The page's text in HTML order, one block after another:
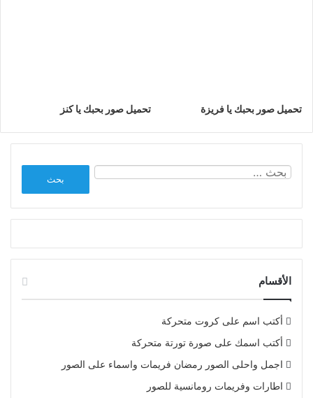
تحميل صور بحبك يا فريزة تحميل صور بحبك يا كنز
الأقسام
أكتب اسم على كروت متحركة
أكتب اسمك على صورة تورتة متحركة
اجمل واحلى الصور رمضان فريمات واسماء على الصور
اطارات وفريمات رومانسية للصور